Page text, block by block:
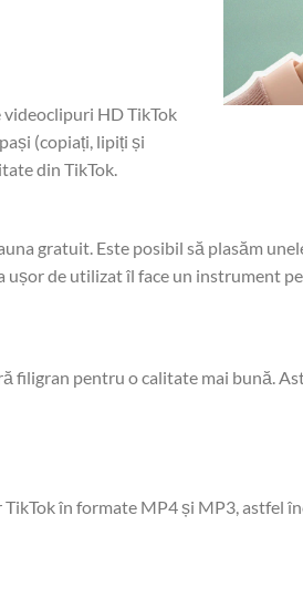
HD TikTok
(copiați, lipiți și
din TikTok.
gratuit. Este posibil să plasăm
ușor de utilizat îl face un instrument
filigran pentru o calitate mai bună.
în formate MP4 și MP3, astfel